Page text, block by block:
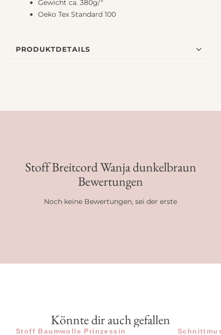
Gewicht ca. 380g/"
Oeko Tex Standard 100
PRODUKTDETAILS
Stoff Breitcord Wanja dunkelbraun
Bewertungen
Noch keine Bewertungen, sei der erste
Könnte dir auch gefallen
Stoff Baumwolle Prinzessin